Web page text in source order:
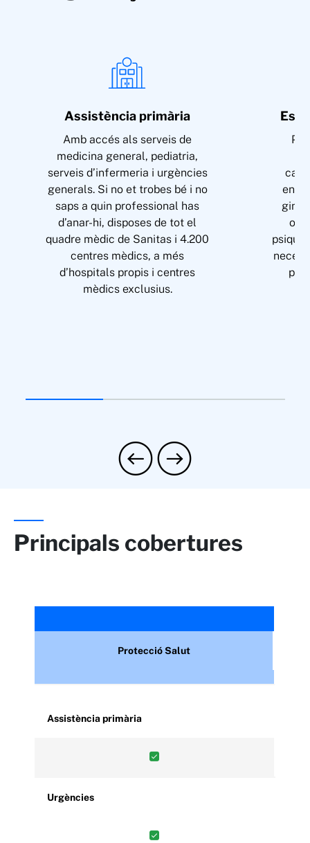
Assistència primària
Amb accés als serveis de
medicina general, pediatria,
serveis d’infermeria i urgències
generals. Si no et trobes bé i no
saps a quin professional has
d’anar-hi, disposes de tot el
quadre mèdic de Sanitas i 4.200
centres mèdics, a més
d’hospitals propis i centres
mèdics exclusius.
Principals cobertures
Protecció Salut
Assistència primària
Urgències